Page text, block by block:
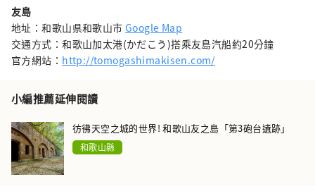
友島
地址：和歌山県和歌山市Google Map
交通方式：和歌山加太港(かだこう)搭乘友島汽船約20分鐘
官方網站： http://tomogashimakisen.com/
小編推薦延伸閱讀
彷彿天空之城的世界! 和歌山友之島「第3砲台遺跡」
和歌山縣